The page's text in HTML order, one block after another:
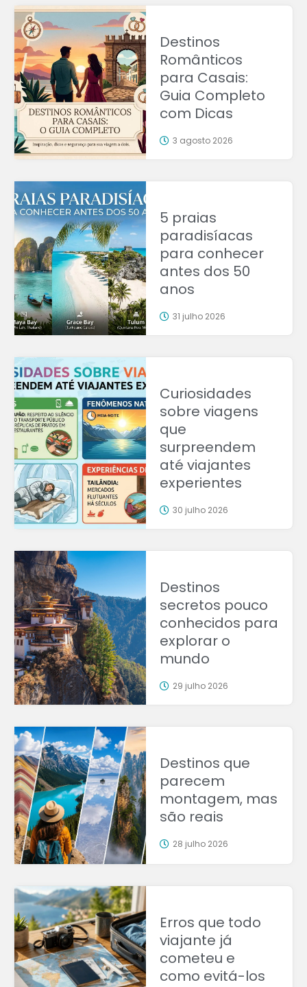
Destinos
Românticos
para Casais:
Guia Completo
com Dicas
3 agosto 2026
5 praias
paradisíacas
para conhecer
antes dos 50
anos
31 julho 2026
Curiosidades
sobre viagens
que
surpreendem
até viajantes
experientes
30 julho 2026
Destinos
secretos pouco
conhecidos para
explorar o
mundo
29 julho 2026
Destinos que
parecem
montagem, mas
são reais
28 julho 2026
Erros que todo
viajante já
cometeu e
como evitá-los